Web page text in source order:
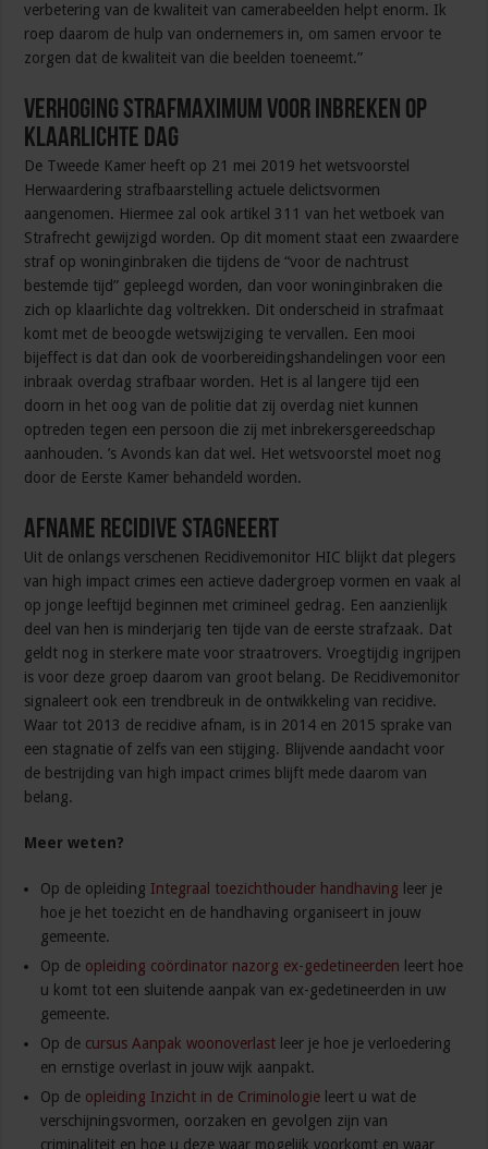
verbetering van de kwaliteit van camerabeelden helpt enorm. Ik
roep daarom de hulp van ondernemers in, om samen ervoor te
zorgen dat de kwaliteit van die beelden toeneemt.”
Verhoging strafmaximum voor inbreken op
klaarlichte dag
De Tweede Kamer heeft op 21 mei 2019 het wetsvoorstel
Herwaardering strafbaarstelling actuele delictsvormen
aangenomen. Hiermee zal ook artikel 311 van het wetboek van
Strafrecht gewijzigd worden. Op dit moment staat een zwaardere
straf op woninginbraken die tijdens de “voor de nachtrust
bestemde tijd” gepleegd worden, dan voor woninginbraken die
zich op klaarlichte dag voltrekken. Dit onderscheid in strafmaat
komt met de beoogde wetswijziging te vervallen. Een mooi
bijeffect is dat dan ook de voorbereidingshandelingen voor een
inbraak overdag strafbaar worden. Het is al langere tijd een
doorn in het oog van de politie dat zij overdag niet kunnen
optreden tegen een persoon die zij met inbrekersgereedschap
aanhouden. ’s Avonds kan dat wel. Het wetsvoorstel moet nog
door de Eerste Kamer behandeld worden.
Afname recidive stagneert
Uit de onlangs verschenen Recidivemonitor HIC blijkt dat plegers
van high impact crimes een actieve dadergroep vormen en vaak al
op jonge leeftijd beginnen met crimineel gedrag. Een aanzienlijk
deel van hen is minderjarig ten tijde van de eerste strafzaak. Dat
geldt nog in sterkere mate voor straatrovers. Vroegtijdig ingrijpen
is voor deze groep daarom van groot belang. De Recidivemonitor
signaleert ook een trendbreuk in de ontwikkeling van recidive.
Waar tot 2013 de recidive afnam, is in 2014 en 2015 sprake van
een stagnatie of zelfs van een stijging. Blijvende aandacht voor
de bestrijding van high impact crimes blijft mede daarom van
belang.
Meer weten?
Op de opleiding Integraal toezichthouder handhaving leer je
hoe je het toezicht en de handhaving organiseert in jouw
gemeente.
Op de opleiding coördinator nazorg ex-gedetineerden leert hoe
u komt tot een sluitende aanpak van ex-gedetineerden in uw
gemeente.
Op de cursus Aanpak woonoverlast leer je hoe je verloedering
en ernstige overlast in jouw wijk aanpakt.
Op de opleiding Inzicht in de Criminologie leert u wat de
verschijningsvormen, oorzaken en gevolgen zijn van
criminaliteit en hoe u deze waar mogelijk voorkomt en waar